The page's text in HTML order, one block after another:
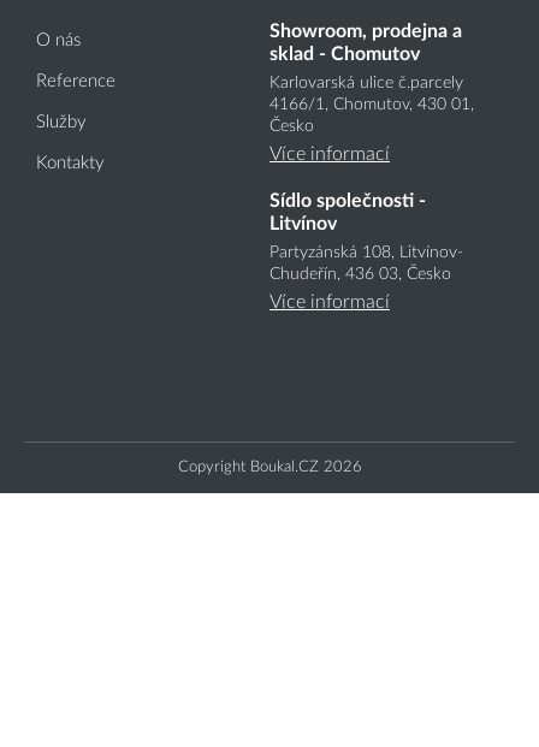
O nás
Reference
Služby
Kontakty
Showroom, prodejna a
sklad - Chomutov
Karlovarská ulice č.parcely
4166/1, Chomutov, 430 01,
Česko
Více informací
Sídlo společnosti -
Litvínov
Partyzánská 108, Litvínov-
Chudeřín, 436 03, Česko
Více informací
Copyright Boukal.CZ 2026